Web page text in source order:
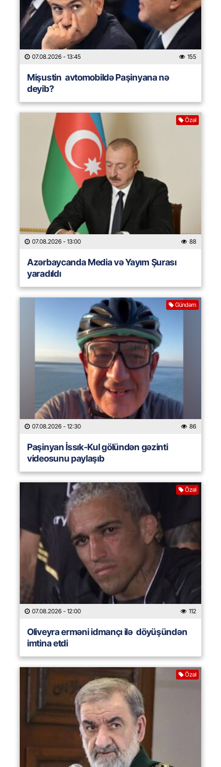
07.08.2026 - 13:45 155
Mişustin avtomobildə Paşinyana nə
deyib?
Özəl
07.08.2026 - 13:00 88
Azərbaycanda Media və Yayım Şurası
yaradıldı
Gündəm
07.08.2026 - 12:30 86
Paşinyan İssık-Kul gölündən gəzinti
videosunu paylaşıb
Özəl
07.08.2026 - 12:00 112
Oliveyra erməni idmançı ilə döyüşündən
imtina etdi
Özəl